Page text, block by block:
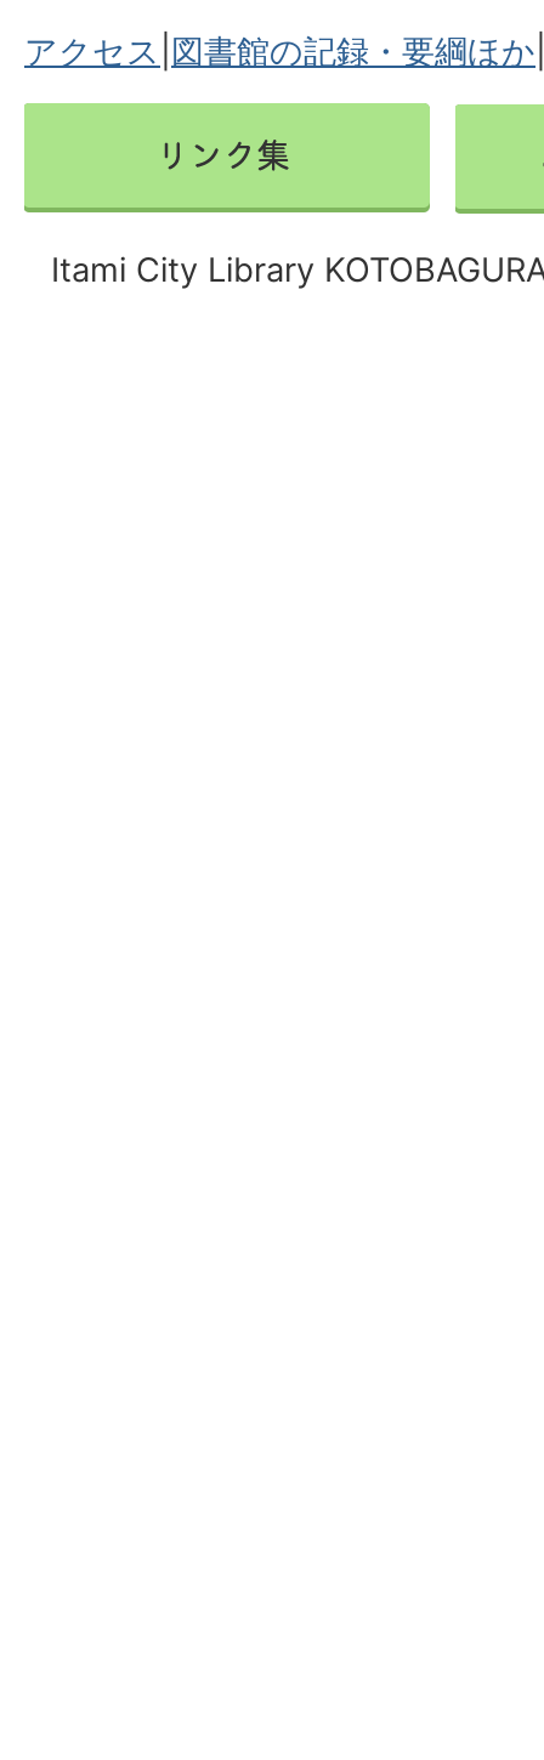
アクセス 図書館の記録・要綱ほか
Itami City Library